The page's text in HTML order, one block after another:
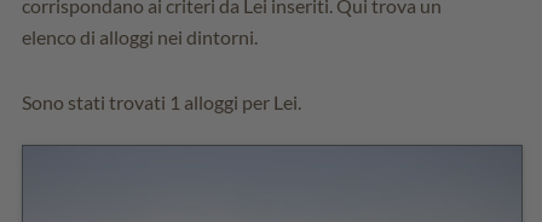
corrispondano ai criteri da Lei inseriti. Qui trova un
elenco di alloggi nei dintorni.
Sono stati trovati 1 alloggi per Lei.